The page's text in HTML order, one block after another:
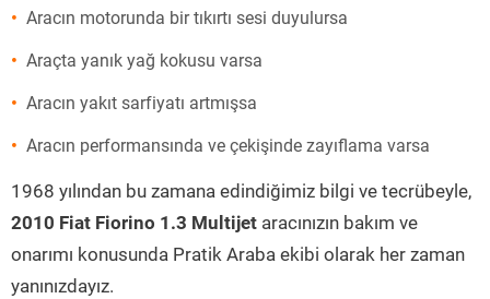
Aracın motorunda bir tıkırtı sesi duyulursa
Araçta yanık yağ kokusu varsa
Aracın yakıt sarfiyatı artmışsa
Aracın performansında ve çekişinde zayıflama varsa
1968 yılından bu zamana edindiğimiz bilgi ve tecrübeyle,
2010 Fiat Fiorino 1.3 Multijet aracınızın bakım ve
onarımı konusunda Pratik Araba ekibi olarak her zaman
yanınızdayız.